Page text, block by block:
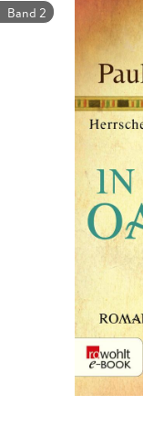
Band 2